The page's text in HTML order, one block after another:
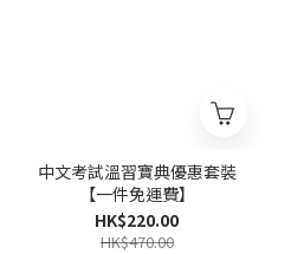
中文考試溫習寶典優惠套裝
【一件免運費】
HK$220.00
HK$470.00